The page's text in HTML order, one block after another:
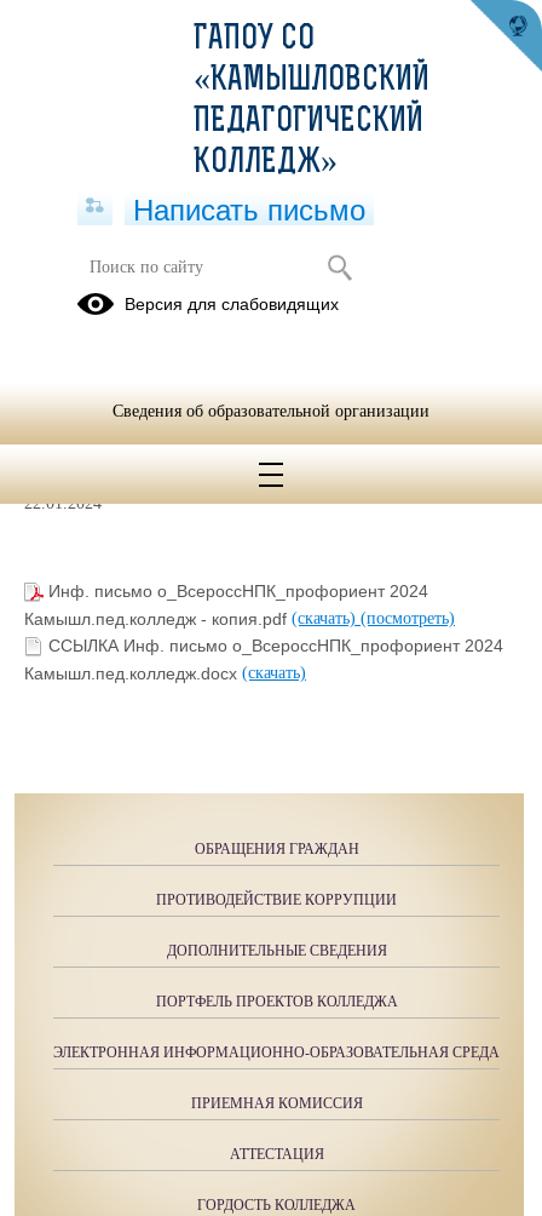
ФЕВРАЛЬСКАЯ ВНПК-2024
Профориентационная деятельность
Итоги
22.01.2024
Инф. письмо о_ВсероссНПК_профориент 2024
Камышл.пед.колледж - копия.pdf (скачать) (посмотреть)
ССЫЛКА Инф. письмо о_ВсероссНПК_профориент 2024
Камышл.пед.колледж.docx (скачать)
ОБРАЩЕНИЯ ГРАЖДАН
ПРОТИВОДЕЙСТВИЕ КОРРУПЦИИ
ДОПОЛНИТЕЛЬНЫЕ СВЕДЕНИЯ
ПОРТФЕЛЬ ПРОЕКТОВ КОЛЛЕДЖА
ЭЛЕКТРОННАЯ ИНФОРМАЦИОННО-ОБРАЗОВАТЕЛЬНАЯ СРЕДА
ПРИЕМНАЯ КОМИССИЯ
АТТЕСТАЦИЯ
ГОРДОСТЬ КОЛЛЕДЖА
ГАПОУ СО
«КАМЫШЛОВСКИЙ
ПЕДАГОГИЧЕСКИЙ
КОЛЛЕДЖ»
Написать письмо
Версия для слабовидящих
Сведения об образовательной организации